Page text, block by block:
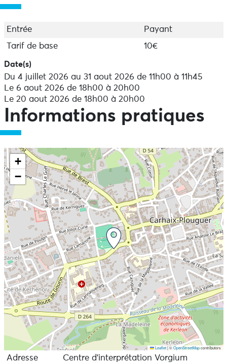
Entrée
Payant
Tarif de base
10€
Date(s)
Du 4 juillet 2026 au 31 aout 2026 de 11h00 à 11h45
Le 6 aout 2026 de 18h00 à 20h00
Le 20 aout 2026 de 18h00 à 20h00
Informations pratiques
+
−
Leaflet |©OpenStreetMapcontributors
Adresse
Centre d'interprétation Vorgium